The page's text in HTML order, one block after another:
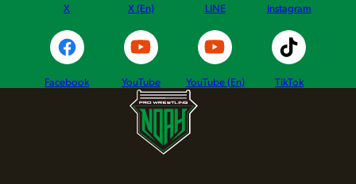
X X (En) LINE Instagram
Facebook YouTube YouTube (En) TikTok